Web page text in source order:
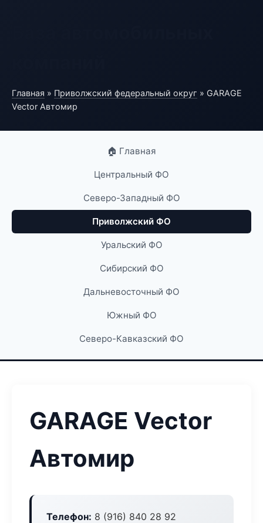
Главная » Приволжский федеральный округ » GARAGE
Vector Автомир
🏠 Главная
Центральный ФО
Северо-Западный ФО
Приволжский ФО
Уральский ФО
Сибирский ФО
Дальневосточный ФО
Южный ФО
Северо-Кавказский ФО
GARAGE Vector
Автомир
Телефон: 8 (916) 840 28 92